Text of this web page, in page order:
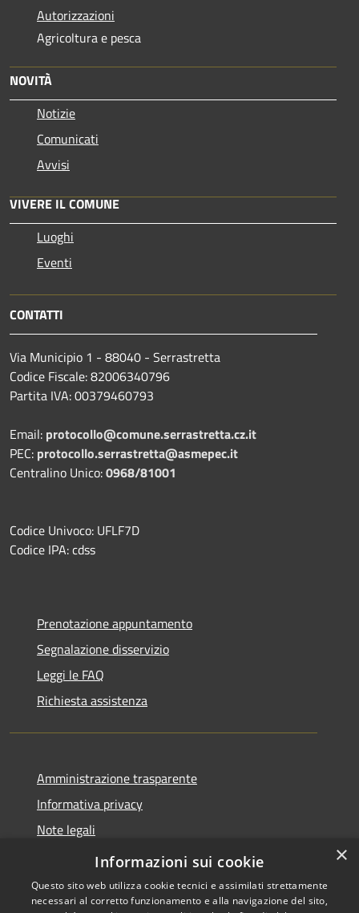
Autorizzazioni
Agricoltura e pesca
NOVITÀ
Notizie
Comunicati
Avvisi
VIVERE IL COMUNE
Luoghi
Eventi
CONTATTI
Via Municipio 1 - 88040 - Serrastretta
Codice Fiscale: 82006340796
Partita IVA: 00379460793
Email: protocollo@comune.serrastretta.cz.it
PEC: protocollo.serrastretta@asmepec.it
Centralino Unico:0968/81001
Codice Univoco: UFLF7D
Codice IPA: cdss
Prenotazione appuntamento
Segnalazione disservizio
Leggi le FAQ
Richiesta assistenza
Amministrazione trasparente
Informativa privacy
Note legali
Dichiarazione di accessibilità
×
Informazioni sui cookie
Questo sito web utilizza cookie tecnici e assimilati strettamente
necessari al corretto funzionamento e alla navigazione del sito,